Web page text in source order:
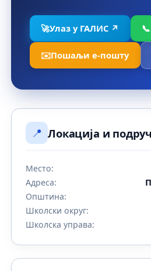
🚀Улаз у ГАЛИС ↗ 📞
✉️Пошаљи е-пошту
📍 Локација и
Место:
Адреса:
Општина:
Школски округ:
Школска управа: